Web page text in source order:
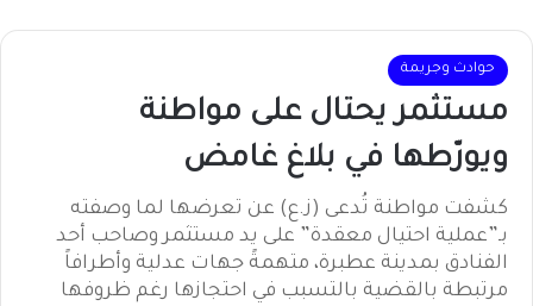
حوادث وجريمة
مستثمر يحتال على مواطنة
ويورّطها في بلاغ غامض
كشفت مواطنة تُدعى (ز.ع) عن تعرضها لما وصفته
بـ”عملية احتيال معقدة” على يد مستثمر وصاحب أحد
الفنادق بمدينة عطبرة، متهمةً جهات عدلية وأطرافاً
مرتبطة بالقضية بالتسبب في احتجازها رغم ظروفها